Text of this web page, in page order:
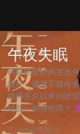
午夜失眠
柯蔚凱最好的朋友
旅行，遲遲不敢向
能將長久以來的欲
給我一個擁抱嗎？
8m台灣2020